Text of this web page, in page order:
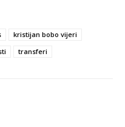
kristijan bobo vijeri
transferi